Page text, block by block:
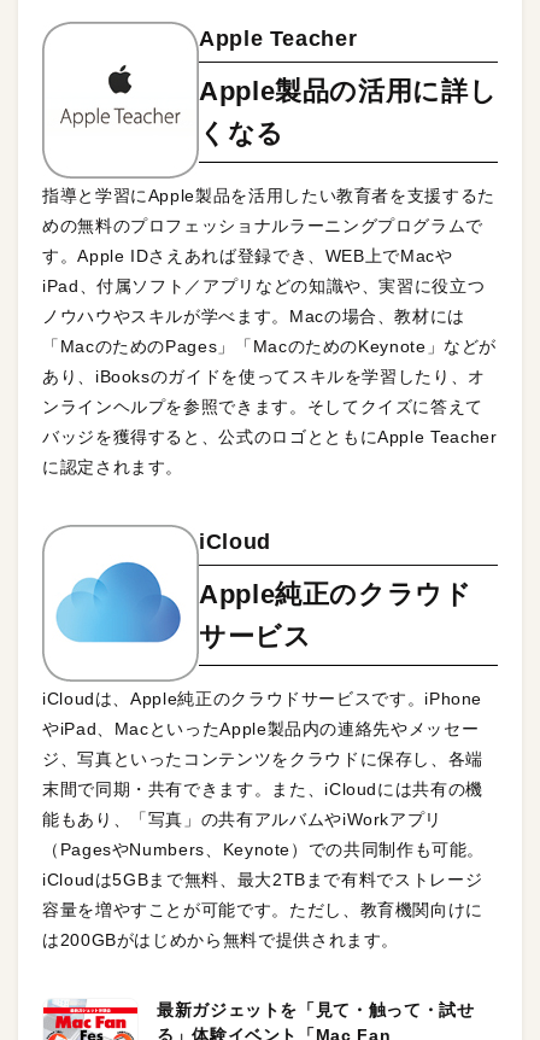
Apple Teacher
Apple製品の活用に詳し
くなる
指導と学習にApple製品を活用したい教育者を支援するた
めの無料のプロフェッショナルラーニングプログラムで
す。Apple IDさえあれば登録でき、WEB上でMacや
iPad、付属ソフト／アプリなどの知識や、実習に役立つ
ノウハウやスキルが学べます。Macの場合、教材には
「MacのためのPages」「MacのためのKeynote」などが
あり、iBooksのガイドを使ってスキルを学習したり、オ
ンラインヘルプを参照できます。そしてクイズに答えて
バッジを獲得すると、公式のロゴとともにApple Teacher
に認定されます。
iCloud
Apple純正のクラウド
サービス
iCloudは、Apple純正のクラウドサービスです。iPhone
やiPad、MacといったApple製品内の連絡先やメッセー
ジ、写真といったコンテンツをクラウドに保存し、各端
末間で同期・共有できます。また、iCloudには共有の機
能もあり、「写真」の共有アルバムやiWorkアプリ
（PagesやNumbers、Keynote）での共同制作も可能。
iCloudは5GBまで無料、最大2TBまで有料でストレージ
容量を増やすことが可能です。ただし、教育機関向けに
は200GBがはじめから無料で提供されます。
最新ガジェットを「見て・触って・試せ
る」体験イベント「Mac Fan